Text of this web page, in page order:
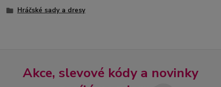
Hráčské sady a dresy
Akce, slevové kódy a novinky